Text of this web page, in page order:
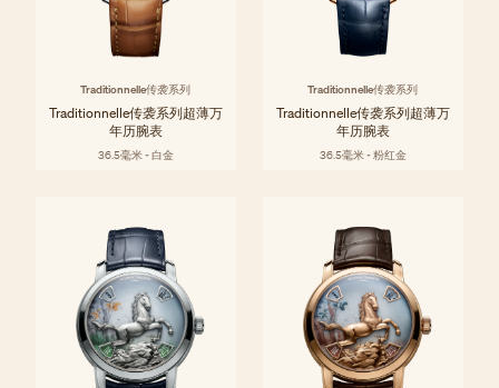
Traditionnelle传袭系列
Traditionnelle传袭系列超薄万
年历腕表
36.5毫米 - 白金
Traditionnelle传袭系列
Traditionnelle传袭系列超薄万
年历腕表
36.5毫米 - 粉红金